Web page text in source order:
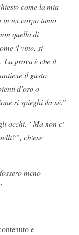
come la mia
in un corpo tanto
quella di
il vino, si
La prova è che il
il gusto,
d’oro o
si spieghi da sé.”
occhi. “Ma non ci
chiese
meno
e